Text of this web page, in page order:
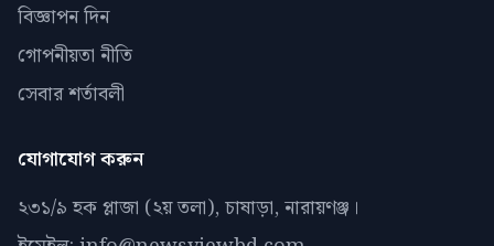
বিজ্ঞাপন দিন
গোপনীয়তা নীতি
সেবার শর্তাবলী
যোগাযোগ করুন
২৩১/৯ হক প্লাজা (২য় তলা), চাষাড়া, নারায়ণঞ্জ।